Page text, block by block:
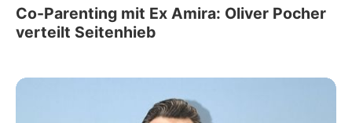
Co-Parenting mit Ex Amira: Oliver Pocher
verteilt Seitenhieb